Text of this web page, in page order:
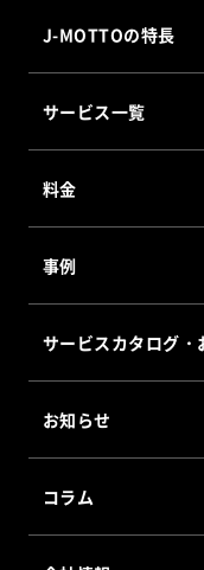
J-MOTTOの特長
サービス一覧
J-MOTTO Web勤
J-MOTTOワーク
サイバックス
J-MOTTOホステ
料金
事例
サービスカタログ・
お知らせ
コラム